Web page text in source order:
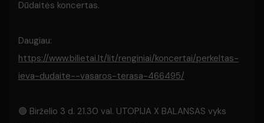
Dūdaitės koncertas.
Daugiau:
https://www.bilietai.lt/lit/renginiai/koncertai/perkeltas-
ieva-dudaite--vasaros-terasa-466495/
🟢 Birželio 3 d. 21.30 val. UTOPIJA X BALANSAS vyks